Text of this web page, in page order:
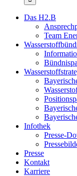
Das H2.B
Team
Infothek
Presse-
Presse
Kontakt
Karriere